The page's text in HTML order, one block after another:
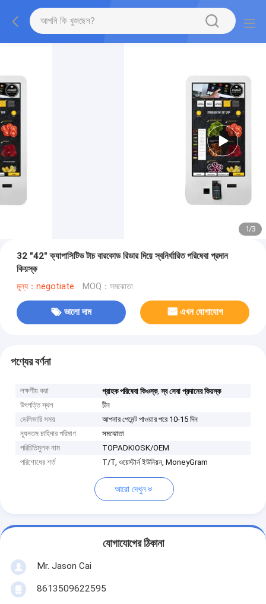
1/3
32 "42" ক্যাপাসিটিভ টাচ বারকোড রিডার দিয়ে স্বনির্ধারিত পরিষেবা প্রদান
কিয়স্ক
মূল্য：negotiate MOQ：সমঝোতা
ভালো দাম এখন যোগাযোগ
পণ্যের বর্ণনা
লক্ষণীয় করা গ্রাহক পরিষেবা কিওস্ক,স্ব সেবা প্রদানের কিয়স্ক
উৎপত্তি স্থল
চীন
ডেলিভারি সময়
আপনার পেমেন্ট পাওয়ার পরে 10-15 দিন
ন্যূনতম চাহিদার পরিমাণ
সমঝোতা
পরিচিতিমুলক নাম
TOPADKIOSK/OEM
পরিশোধের শর্ত
T/T, ওয়েস্টার্ন ইউনিয়ন, MoneyGram
আরো দেখুন
যোগাযোগের ঠিকানা
Mr. Jason Cai
8613509622595